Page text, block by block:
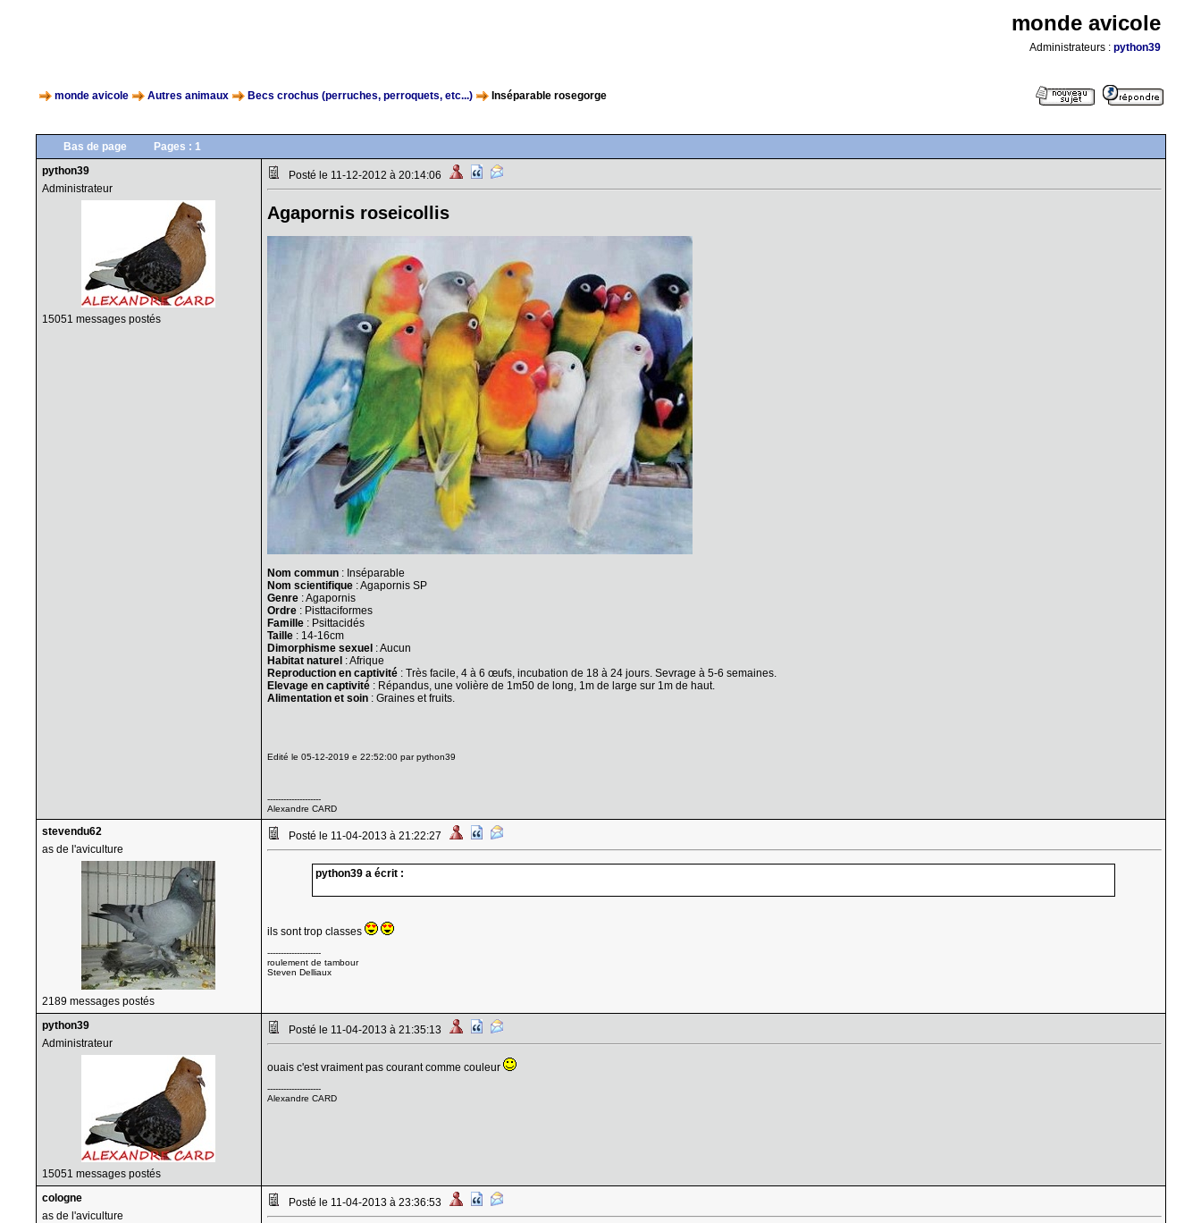
monde avicole
Administrateurs : python39
monde avicole Autres animaux Becs crochus (perruches, perroquets, etc...) Inséparable rosegorge
Bas de page Pages : 1
python39
Administrateur
15051 messages postés
Posté le 11-12-2012 à 20:14:06
Agapornis roseicollis
Nom commun : Inséparable
Nom scientifique : Agapornis SP
Genre : Agapornis
Ordre : Pisttaciformes
Famille : Psittacidés
Taille : 14-16cm
Dimorphisme sexuel : Aucun
Habitat naturel : Afrique
Reproduction en captivité : Très facile, 4 à 6 œufs, incubation de 18 à 24 jours. Sevrage à 5-6 semaines.
Elevage en captivité : Répandus, une volière de 1m50 de long, 1m de large sur 1m de haut.
Alimentation et soin : Graines et fruits.
Edité le 05-12-2019 e 22:52:00 par python39
--------------------
Alexandre CARD
stevendu62
as de l'aviculture
2189 messages postés
Posté le 11-04-2013 à 21:22:27
python39 a écrit :
ils sont trop classes
--------------------
roulement de tambour
Steven Delliaux
python39
Administrateur
15051 messages postés
Posté le 11-04-2013 à 21:35:13
ouais c'est vraiment pas courant comme couleur
--------------------
Alexandre CARD
cologne
as de l'aviculture
Posté le 11-04-2013 à 23:36:53